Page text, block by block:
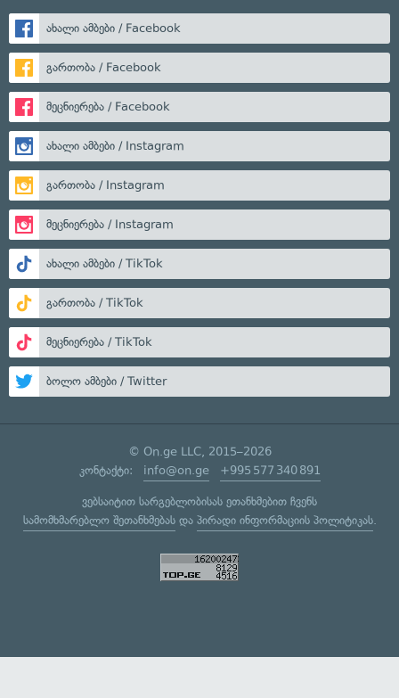
ახალი ამბები / Facebook
გართობა / Facebook
მეცნიერება / Facebook
ახალი ამბები / Instagram
გართობა / Instagram
მეცნიერება / Instagram
ახალი ამბები / TikTok
გართობა / TikTok
მეცნიერება / TikTok
ბოლო ამბები / Twitter
© On.ge LLC, 2015–2026
კონტაქტი: info@on.ge +995 577 340 891
ვებსაიტით სარგებლობისას ეთანხმებით ჩვენს
სამომხმარებლო შეთანხმებასდა პირადი ინფორმაციის პოლიტიკას.